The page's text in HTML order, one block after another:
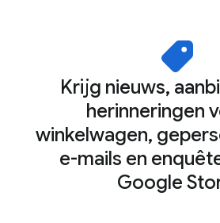
Krijg nieuws,
herinneringen
winkelwagen,
e-mails en
Google